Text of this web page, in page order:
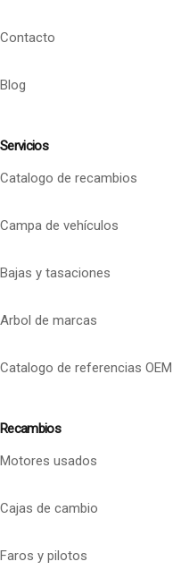
Contacto
Blog
Servicios
Catalogo de recambios
Campa de vehículos
Bajas y tasaciones
Arbol de marcas
Catalogo de referencias OEM
Recambios
Motores usados
Cajas de cambio
Faros y pilotos